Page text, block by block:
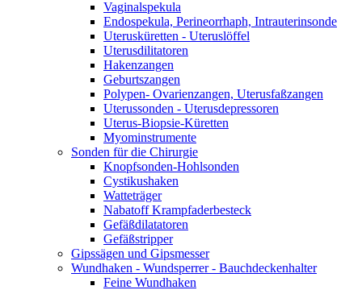
Vaginalspekula
Endospekula, Perineorrhaph, Intrauterinsonde
Uterusküretten - Uteruslöffel
Uterusdilitatoren
Hakenzangen
Geburtszangen
Polypen- Ovarienzangen, Uterusfaßzangen
Uterussonden - Uterusdepressoren
Uterus-Biopsie-Küretten
Myominstrumente
Sonden für die Chirurgie
Knopfsonden-Hohlsonden
Cystikushaken
Watteträger
Nabatoff Krampfaderbesteck
Gefäßdilatatoren
Gefäßstripper
Gipssägen und Gipsmesser
Wundhaken - Wundsperrer - Bauchdeckenhalter
Feine Wundhaken